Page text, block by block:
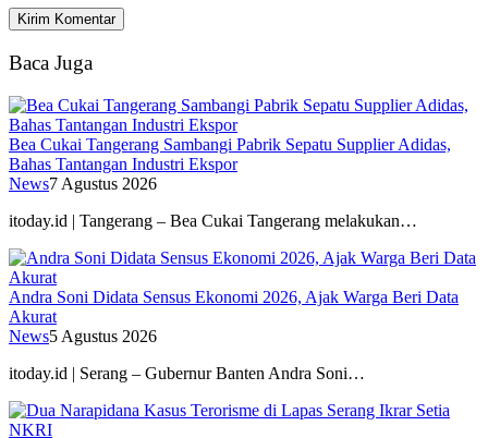
Baca Juga
Bea Cukai Tangerang Sambangi Pabrik Sepatu Supplier Adidas,
Bahas Tantangan Industri Ekspor
News7 Agustus 2026
itoday.id | Tangerang – Bea Cukai Tangerang melakukan…
Andra Soni Didata Sensus Ekonomi 2026, Ajak Warga Beri Data
Akurat
News5 Agustus 2026
itoday.id | Serang – Gubernur Banten Andra Soni…